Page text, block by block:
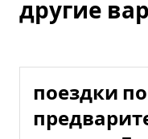
другие
поездки по